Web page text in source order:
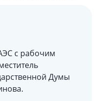
с рабочим
Думы